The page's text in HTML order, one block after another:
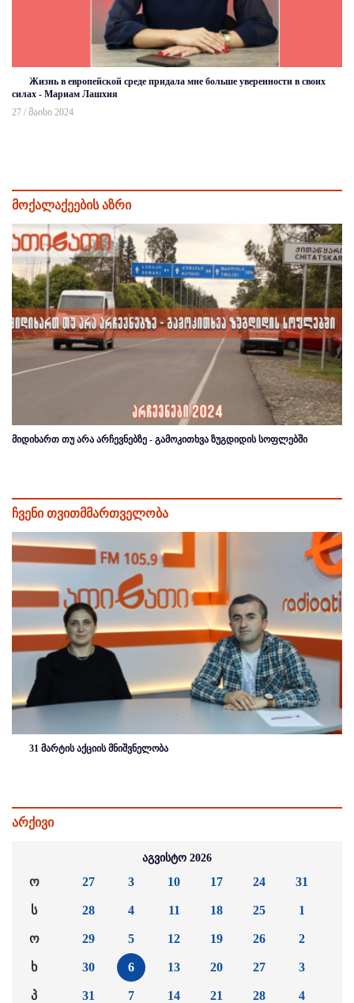
Жизнь в европейской среде придала мне больше уверенности в своих
силах - Мариам Лашхия
27 / მაისი 2024
მოქალაქეების აზრი
მიდიხართ თუ არა არჩევნებზე - გამოკითხვა ზუგდიდის სოფლებში
ჩვენი თვითმმართველობა
31 მარტის აქციის მნიშვნელობა
არქივი
აგვისტო 2026
ო
ს
ო
ხ
პ
27
28
29
30
31
3
4
5
6
7
10
11
12
13
14
17
18
19
20
21
24
25
26
27
28
31
1
2
3
4